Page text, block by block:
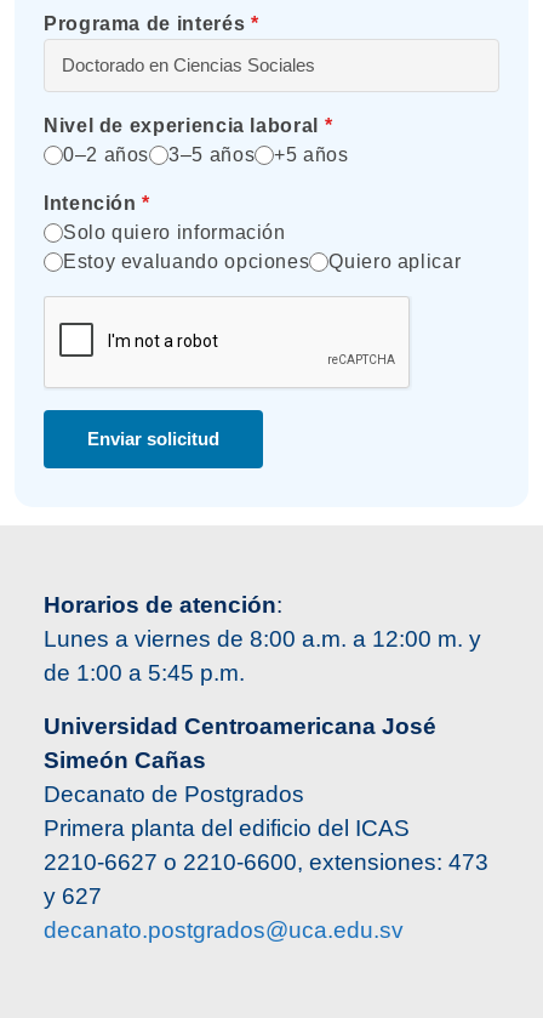
Programa de interés *
Nivel de experiencia laboral *
0–2 años
3–5 años +5 años
Intención*
Solo quiero información
Estoy evaluando opciones
Quiero aplicar
Enviar solicitud
Universidad Centroamericana José
Simeón Cañas
Decanato de Postgrados
Primera planta del edificio del ICAS
2210-6627 o 2210-6600, extensiones: 473
y 627
decanato.postgrados@uca.edu.sv
Horarios de atención:
Lunes a viernes de 8:00 a.m. a 12:00 m. y
de 1:00 a 5:45 p.m.